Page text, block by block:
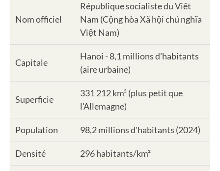
Nom officiel
République socialiste du Viêt
Nam (Cộng hòa Xã hội chủ nghĩa
Việt Nam)
Capitale
Hanoi - 8,1 millions d'habitants
(aire urbaine)
Superficie
331 212 km² (plus petit que
l'Allemagne)
Population 98,2 millions d'habitants (2024)
Densité 296 habitants/km²